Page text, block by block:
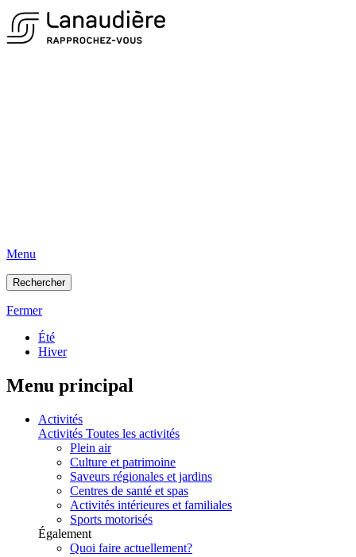
Menu
Rechercher
Fermer
Été
Hiver
Menu principal
Activités
Activités Toutes les activités
Plein air
Culture et patrimoine
Saveurs régionales et jardins
Centres de santé et spas
Activités intérieures et familiales
Sports motorisés
Également
Quoi faire actuellement?